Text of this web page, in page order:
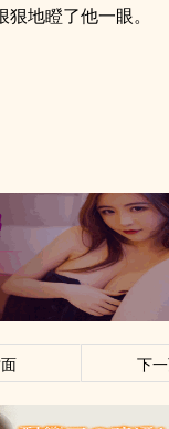
地瞪了他一眼。
下